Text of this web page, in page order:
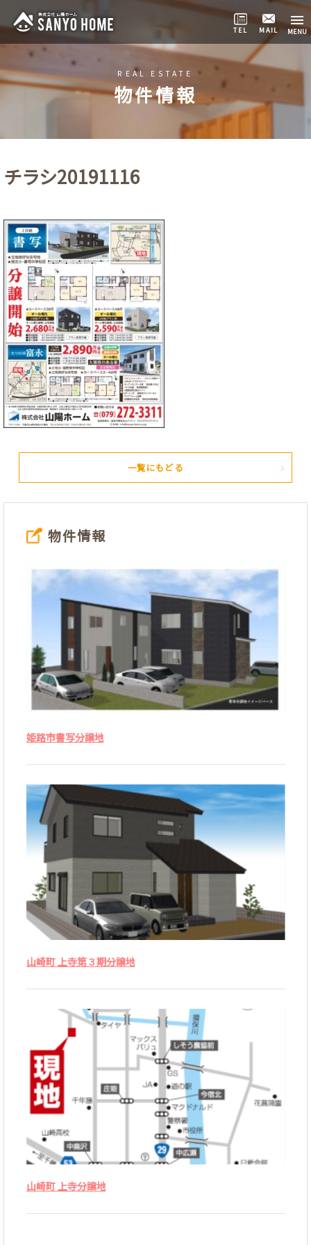
TEL MAIL
HOME
知
ら
せ
私
達
家
く
り
例
物
件
情
報
会
社
概
要
REAL ESTATE
物件情報
チラシ20191116
一覧にもどる
物件情報
姫路市書写分譲地
山崎町 上寺第３期分譲地
山崎町 上寺分譲地